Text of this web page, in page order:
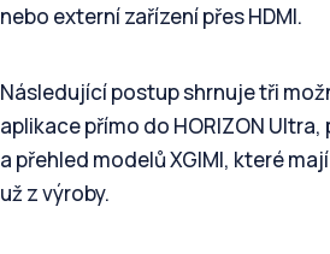
nebo externí zařízení přes HDMI.
Následující postup shrnuje tři
aplikace přímo do HORIZON
a přehled modelů XGIMI, které
už z výroby.